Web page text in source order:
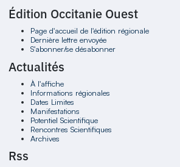
Édition Occitanie Ouest
Page d'accueil de l'édition régionale
Dernière lettre envoyée
S'abonner/se désabonner
Actualités
À l'affiche
Informations régionales
Dates Limites
Manifestations
Potentiel Scientifique
Rencontres Scientifiques
Archives
Rss